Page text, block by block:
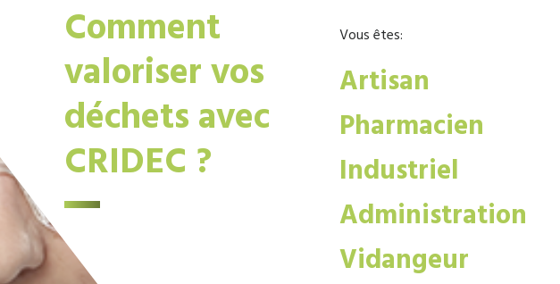
Comment
valoriser vos
déchets avec
CRIDEC ?
Vous êtes:
Artisan
Pharmacien
Industriel
Administration
Vidangeur